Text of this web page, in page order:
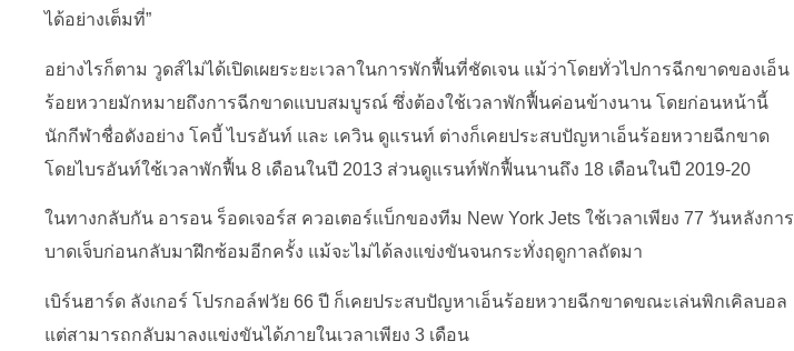
ได้อย่างเต็มที่”
อย่างไรก็ตาม วูดส์ไม่ได้เปิดเผยระยะเวลาในการพักฟื้นที่ชัดเจน แม้ว่าโดยทั่วไปการฉีกขาดของเอ็น
ร้อยหวายมักหมายถึงการฉีกขาดแบบสมบูรณ์ ซึ่งต้องใช้เวลาพักฟื้นค่อนข้างนาน โดยก่อนหน้านี้
นักกีฬาชื่อดังอย่าง โคบี้ ไบรอันท์ และ เควิน ดูแรนท์ ต่างก็เคยประสบปัญหาเอ็นร้อยหวายฉีกขาด
โดยไบรอันท์ใช้เวลาพักฟื้น 8 เดือนในปี 2013 ส่วนดูแรนท์พักฟื้นนานถึง 18 เดือนในปี 2019-20
ในทางกลับกัน อารอน ร็อดเจอร์ส ควอเตอร์แบ็กของทีม New York Jets ใช้เวลาเพียง 77 วันหลังการ
บาดเจ็บก่อนกลับมาฝึกซ้อมอีกครั้ง แม้จะไม่ได้ลงแข่งขันจนกระทั่งฤดูกาลถัดมา
เบิร์นฮาร์ด ลังเกอร์ โปรกอล์ฟวัย 66 ปี ก็เคยประสบปัญหาเอ็นร้อยหวายฉีกขาดขณะเล่นพิกเคิลบอล
แต่สามารถกลับมาลงแข่งขันได้ภายในเวลาเพียง 3 เดือน